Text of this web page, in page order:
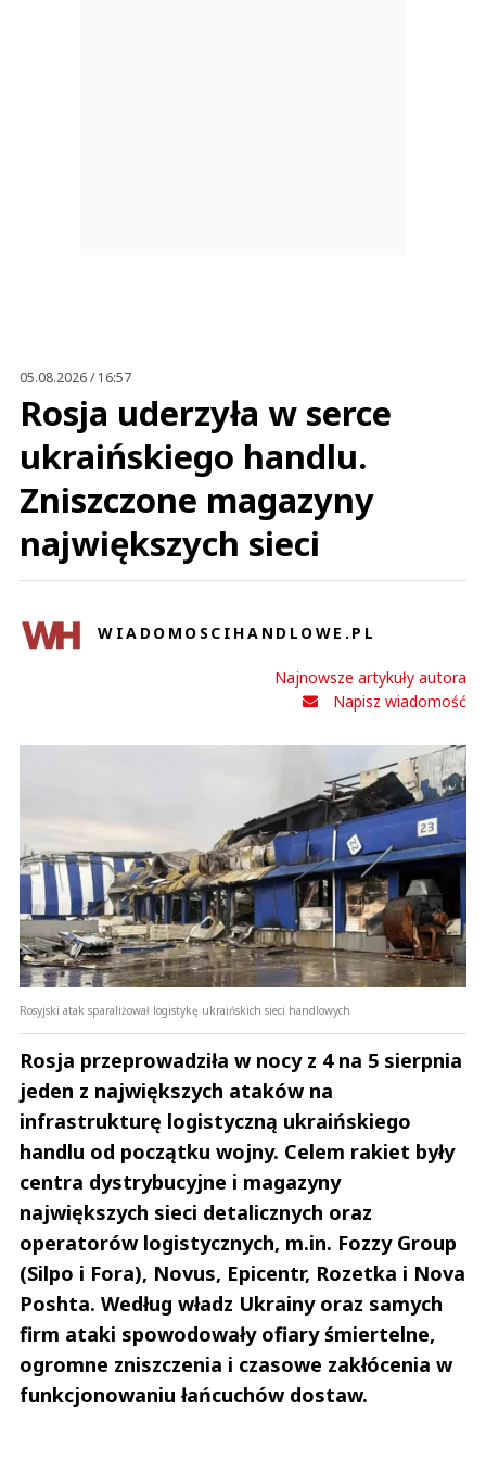
05.08.2026 / 16:57
Rosja uderzyła w serce
ukraińskiego handlu.
Zniszczone magazyny
największych sieci
WIADOMOSCIHANDLOWE.PL
Najnowsze artykuły autora
Napisz wiadomość
Rosyjski atak sparaliżował logistykę ukraińskich sieci handlowych
Rosja przeprowadziła w nocy z 4 na 5 sierpnia
jeden z największych ataków na
infrastrukturę logistyczną ukraińskiego
handlu od początku wojny. Celem rakiet były
centra dystrybucyjne i magazyny
największych sieci detalicznych oraz
operatorów logistycznych, m.in. Fozzy Group
(Silpo i Fora), Novus, Epicentr, Rozetka i Nova
Poshta. Według władz Ukrainy oraz samych
firm ataki spowodowały ofiary śmiertelne,
ogromne zniszczenia i czasowe zakłócenia w
funkcjonowaniu łańcuchów dostaw.